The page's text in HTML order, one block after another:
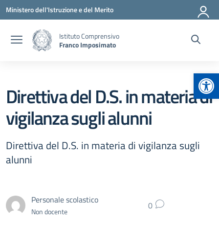
Vai ai contenuti
Vai al menu di navigazione
Vai al footer
Ministero dell'Istruzione e del Merito
Istituto Comprensivo
Franco Imposimato
Direttiva del D.S. in materia di
vigilanza sugli alunni
Direttiva del D.S. in materia di vigilanza sugli
alunni
Personale scolastico
Non docente 0